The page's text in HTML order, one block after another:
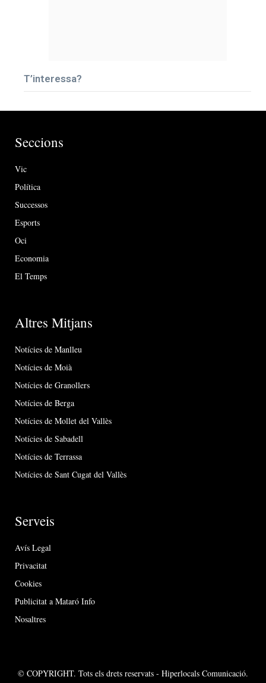
T’interessa?
Seccions
Vic
Política
Successos
Esports
Oci
Economia
El Temps
Altres Mitjans
Notícies de Manlleu
Notícies de Moià
Notícies de Granollers
Notícies de Berga
Notícies de Mollet del Vallès
Notícies de Sabadell
Notícies de Terrassa
Notícies de Sant Cugat del Vallès
Serveis
Avís Legal
Privacitat
Cookies
Publicitat a Mataró Info
Nosaltres
© COPYRIGHT. Tots els drets reservats - Hiperlocals Comunicació.